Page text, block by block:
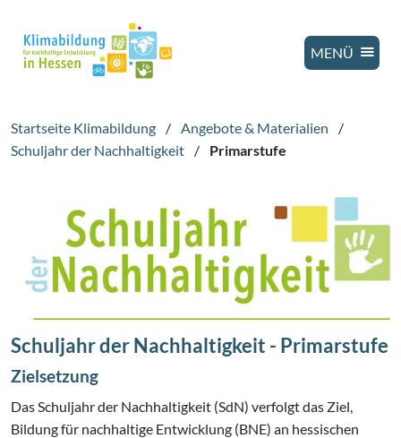
MENÜ
Startseite Klimabildung / Angebote & Materialien
/
Schuljahr der Nachhaltigkeit
/ Primarstufe
Schuljahr der Nachhaltigkeit - Primarstufe
Zielsetzung
Das Schuljahr der Nachhaltigkeit (SdN) verfolgt das Ziel,
Bildung für nachhaltige Entwicklung (BNE) an hessischen